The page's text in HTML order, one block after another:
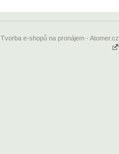
Tvorba e-shopů na pronájem - Atomer.cz